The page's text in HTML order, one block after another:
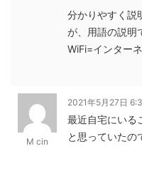
分かりやすく説
が、用語の説明
WiFi=インター
M cin
2021年5月27日
最近自宅にいる
と思っていたの